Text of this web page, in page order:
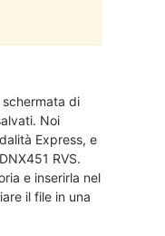
schermata di
Noi
Express, e
RVS.
e inserirla nel
il file in una